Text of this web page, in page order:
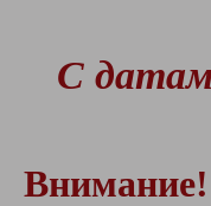
С
Внимание!